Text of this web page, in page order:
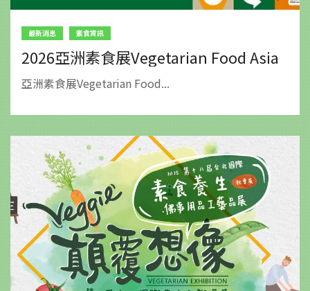
最新消息 素食資訊
2026亞洲素食展Vegetarian Food Asia
亞洲素食展Vegetarian Food...